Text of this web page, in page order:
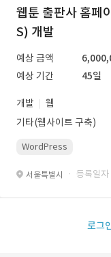
웹툰 출판사 홈페
S) 개발
예상 금액
예상 기간
45일
개발
웹
기타(웹사이트 구축)
WordPress
서울특별시 · 등록일
로그